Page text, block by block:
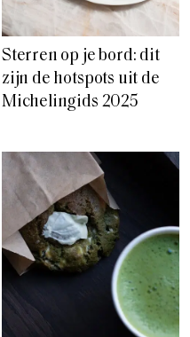
Sterren op je bord: dit
zijn de hotspots uit de
Michelingids 2025